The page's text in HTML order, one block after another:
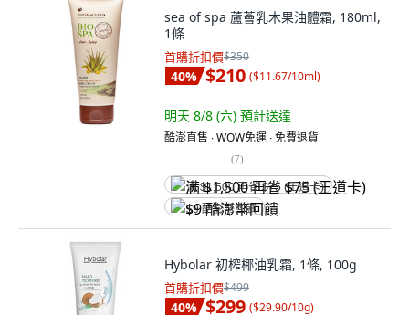
sea of spa 蘆薈乳木果油體霜, 180ml,
1條
首購折扣價$350
40% $210 ($11.67/10ml)
明天 8/8 (六) 預計送達
酷澎直售 ∙ WOW免運 ∙ 免費退貨
(7)
满 $1,500 再省 $75 (王道卡)
$9 酷澎幣回饋
Hybolar 初榨椰油乳霜, 1條, 100g
首購折扣價$499
40% $299 ($29.90/10g)